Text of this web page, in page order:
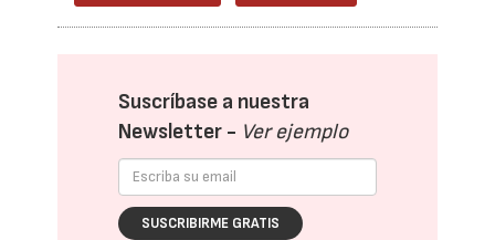
Suscríbase a nuestra
Newsletter - Ver ejemplo
SUSCRIBIRME GRATIS